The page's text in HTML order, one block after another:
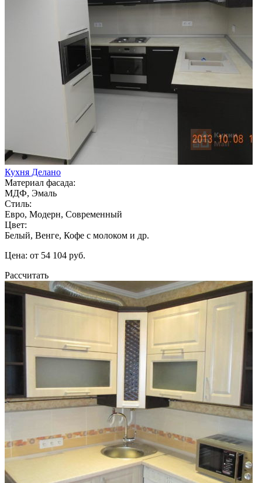
Кухня Делано
Материал фасада:
МДФ, Эмаль
Стиль:
Евро, Модерн, Современный
Цвет:
Белый, Венге, Кофе с молоком и др.
Цена: от 54 104 руб.
Рассчитать